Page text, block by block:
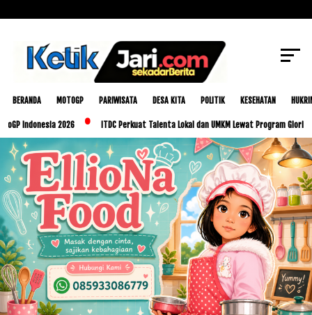
BERANDA MOTOGP PARIWISATA DESA KITA POLITIK KESEHATAN
2026 ITDC Perkuat Talenta Lokal dan UMKM Lewat Program Glorious Golo